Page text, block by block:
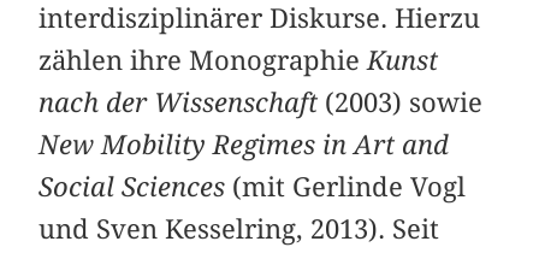
interdisziplinärer Diskurse. Hierzu
zählen ihre Monographie Kunst
nach der Wissenschaft (2003) sowie
New Mobility Regimes in Art and
Social Sciences (mit Gerlinde Vogl
und Sven Kesselring, 2013). Seit